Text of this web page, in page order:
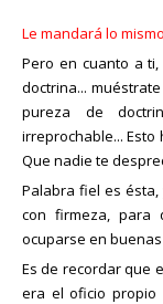
Le mandará lo
Pero en cuanto a
doctrina...
pureza de
irreprochable...
Que nadie te
Palabra fiel es
con firmeza, para
ocuparse en buenas
Es de recordar que
era el oficio propio